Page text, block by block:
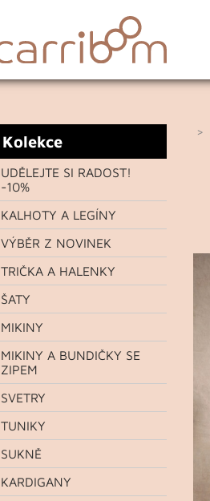
Kolekce
UDĚLEJTE SI RADOST!
-10%
KALHOTY A LEGÍNY
VÝBĚR Z NOVINEK
TRIČKA A HALENKY
ŠATY
MIKINY
MIKINY A BUNDIČKY SE
ZIPEM
SVETRY
TUNIKY
SUKNĚ
KARDIGANY
>